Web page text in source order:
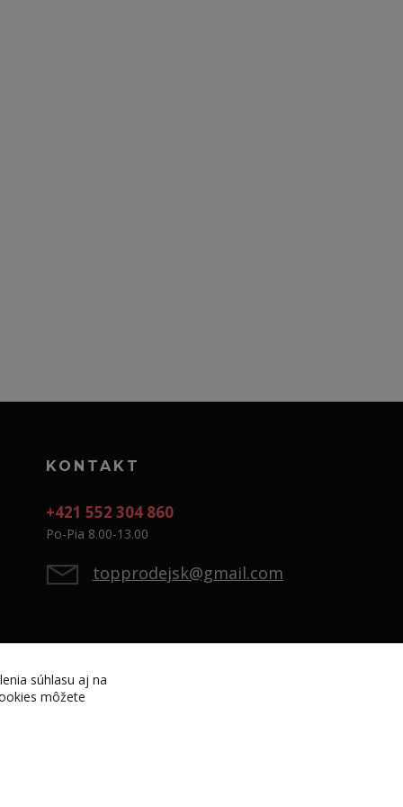
KONTAKT
+421 552 304 860
Po-Pia 8.00-13.00
topprodejsk@gmail.com
súhlasu aj na
môžete